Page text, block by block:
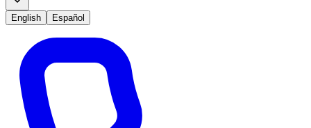
English Español